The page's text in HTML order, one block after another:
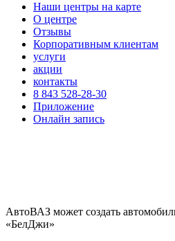
Наши центры на карте
О центре
Отзывы
Корпоративным клиентам
услуги
акции
контакты
8 843 528-28-30
Приложение
Онлайн запись
АвтоВАЗ может создать
«БелДжи»